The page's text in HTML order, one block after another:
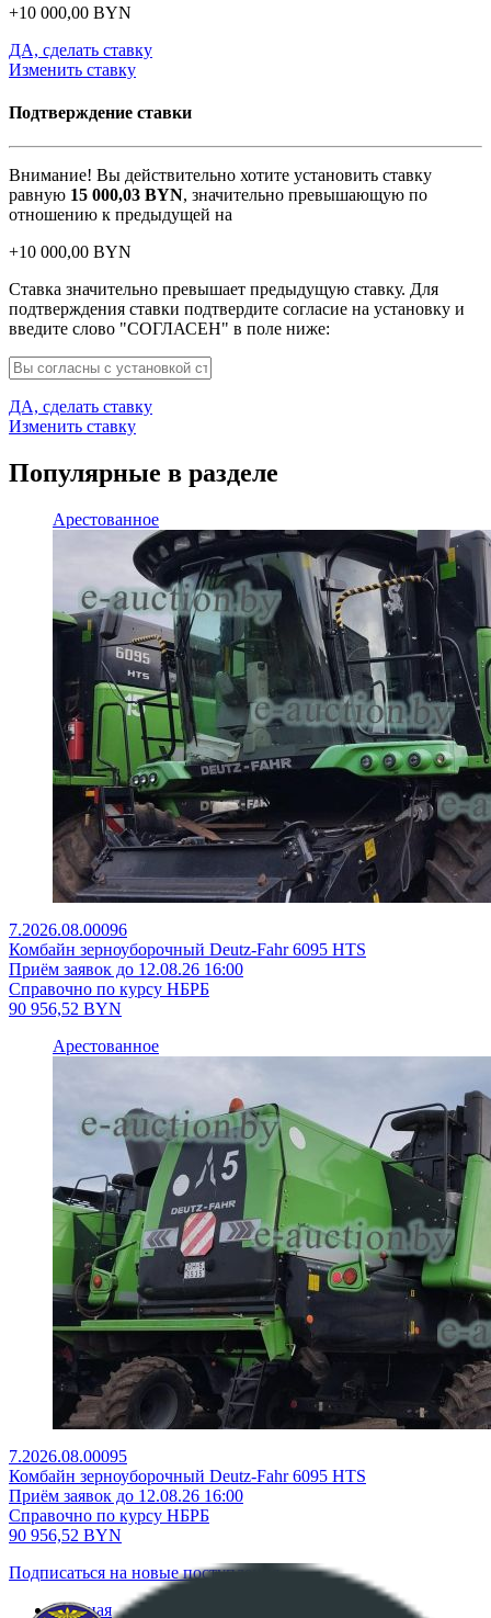
+10 000,00 BYN
ДА, сделать ставку
Изменить ставку
Подтверждение ставки
Внимание! Вы действительно хотите установить ставку
равную 15 000,03 BYN, значительно превышающую по
отношению к предыдущей на
+10 000,00 BYN
Ставка значительно превышает предыдущую ставку. Для
подтверждения ставки подтвердите согласие на установку и
введите слово "СОГЛАСЕН" в поле ниже:
ДА, сделать ставку
Изменить ставку
Популярные в разделе
Арестованное
7.2026.08.00096
Комбайн зерноуборочный Deutz-Fahr 6095 HTS
Приём заявок до 12.08.26 16:00
Справочно по курсу НБРБ
90 956,52 BYN
Арестованное
7.2026.08.00095
Комбайн зерноуборочный Deutz-Fahr 6095 HTS
Приём заявок до 12.08.26 16:00
Справочно по курсу НБРБ
90 956,52 BYN
Подписаться на новые поступления
Главная